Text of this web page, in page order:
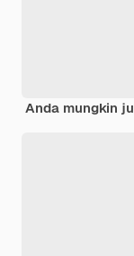
Anda mungkin